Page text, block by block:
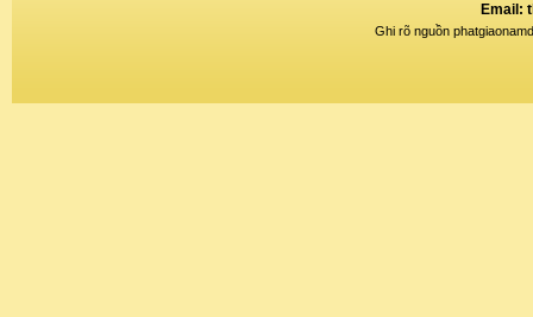
Email:
Ghi rõ nguồn